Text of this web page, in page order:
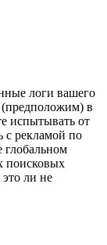
логи вашего
(предположим) в
испытывать от
с рекламой по
глобальном
поисковых
это ли не